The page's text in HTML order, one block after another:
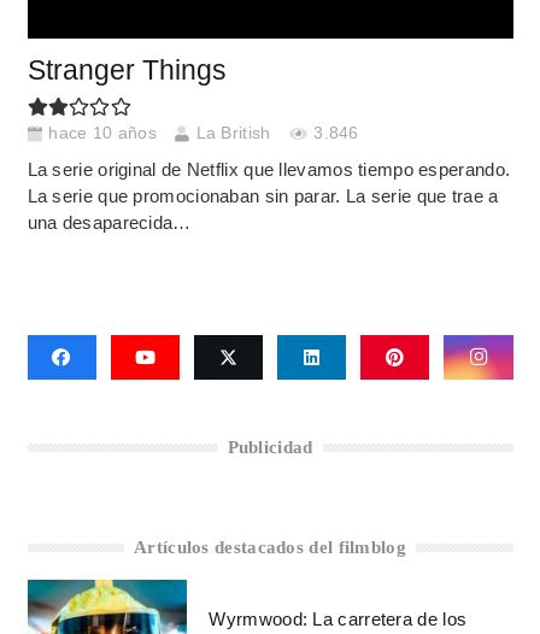
Stranger Things
hace 10 años La British 3.846
La serie original de Netflix que llevamos tiempo esperando.
La serie que promocionaban sin parar. La serie que trae a
una desaparecida…
Publicidad
Artículos destacados del filmblog
Wyrmwood: La carretera de los